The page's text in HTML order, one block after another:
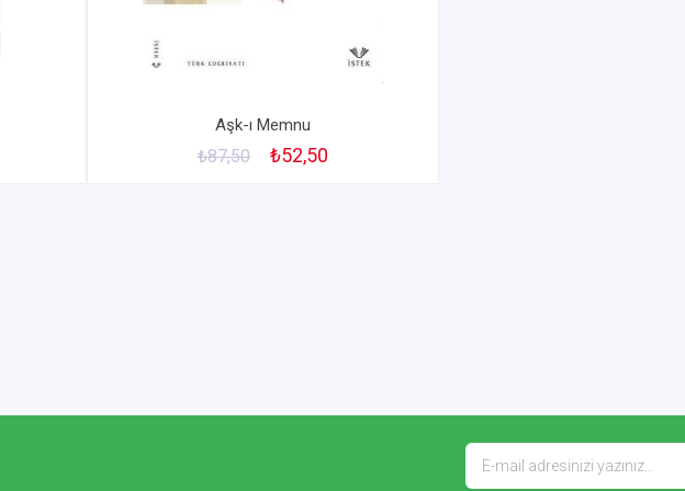
Aşk-ı Memnu
₺87,50 ₺52,50